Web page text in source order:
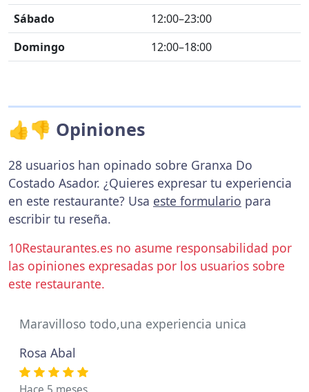
Sábado
12:00–23:00
Domingo
12:00–18:00
👍👎 Opiniones
28 usuarios han opinado sobre Granxa Do
Costado Asador. ¿Quieres expresar tu experiencia
en este restaurante? Usa este formulario para
escribir tu reseña.
10Restaurantes.es no asume responsabilidad por
las opiniones expresadas por los usuarios sobre
este restaurante.
Maravilloso todo,una experiencia unica
Rosa Abal